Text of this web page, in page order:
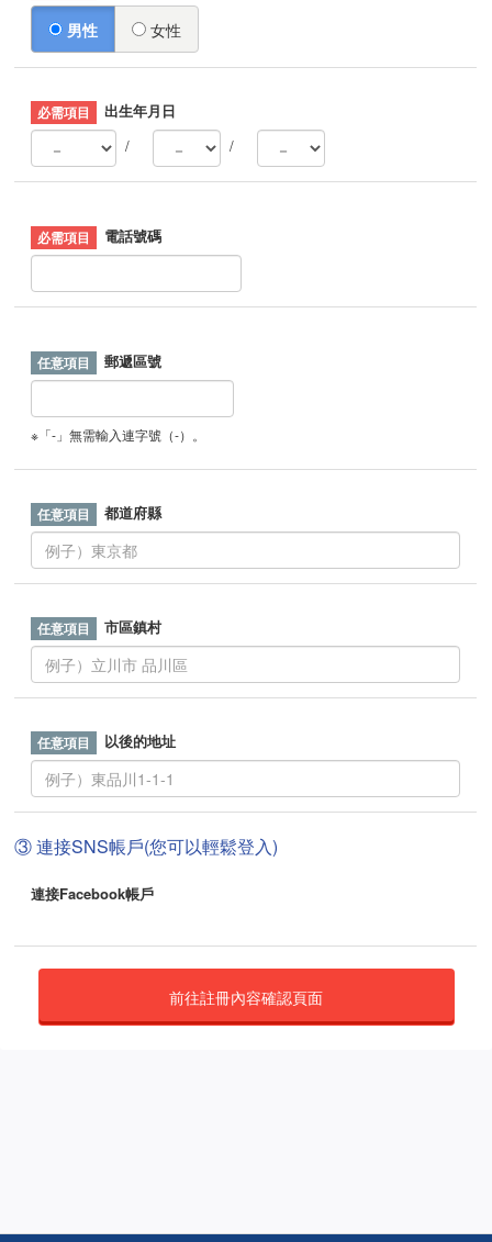
男性 女性
出生年月日
/
/
電話號碼
郵遞區號
※「-」無需輸入連字號（-）。
都道府縣
市區鎮村
以後的地址
③ 連接SNS帳戶(您可以輕鬆登入)
連接Facebook帳戶